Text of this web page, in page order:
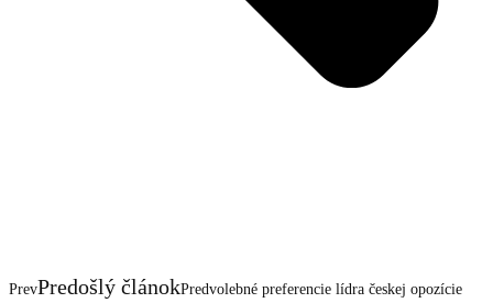
PrevPredošlý článokPredvolebné preferencie lídra českej opozície